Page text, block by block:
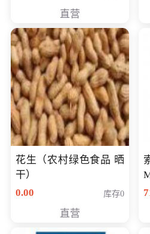
直营
花生（农村绿色食品 晒
干）
0.00
库存0
直营